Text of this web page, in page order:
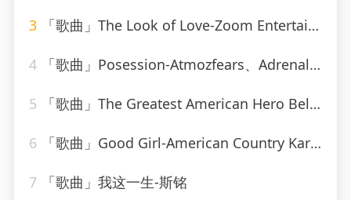
3 「歌曲」The Look of Love-Zoom Entertainments Limited
4 「歌曲」Posession-Atmozfears、Adrenalize
5 「歌曲」The Greatest American Hero Believe it Or Not-Soundtrack & Theme Orchestra
6 「歌曲」Good Girl-American Country Karaoke
7 「歌曲」我这一生-斯铭